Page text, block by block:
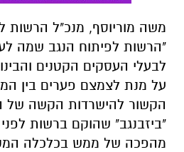
משה מוריוסף, מנכ"ל הרשות
"הרשות לפיתוח הנגב שמה
לבעלי העסקים הקטנים
על מנת לצמצם פערים בין
הקשור להישרדות הקשה של
"ביזבנגב" שהוקם ברשות
מהפכה של ממש בכלכלה